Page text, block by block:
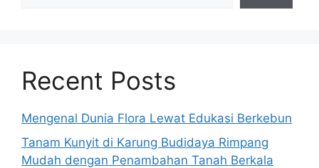
Recent Posts
Mengenal Dunia Flora Lewat Edukasi Berkebun
Tanam Kunyit di Karung Budidaya Rimpang
Mudah dengan Penambahan Tanah Berkala